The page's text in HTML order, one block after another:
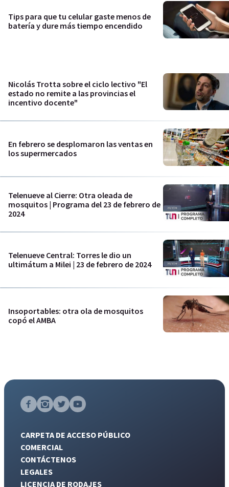
Tips para que tu celular gaste menos de
batería y dure más tiempo encendido
Nicolás Trotta sobre el ciclo lectivo "El
estado no remite a las provincias el
incentivo docente"
En febrero se desplomaron las ventas en
los supermercados
Telenueve al Cierre: Otra oleada de
mosquitos | Programa del 23 de febrero de
2024
Telenueve Central: Torres le dio un
ultimátum a Milei | 23 de febrero de 2024
Insoportables: otra ola de mosquitos
copó el AMBA
CARPETA DE ACCESO PÚBLICO
COMERCIAL
CONTÁCTENOS
LEGALES
LICENCIA DE RODAJES